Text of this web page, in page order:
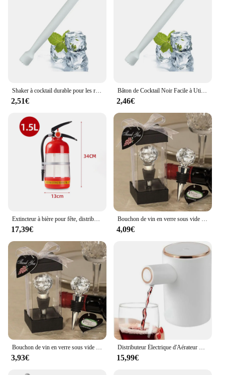
2,51€
Bâton de Cocktail Noir Facile à Utiliser, Accessoires Nova, Écraser Facilement les Glaçons et Mélanger les Cocktails, Innovant, Blanc Lisse
2,46€
17,39€ 4,09€
3,93€ 15,99€